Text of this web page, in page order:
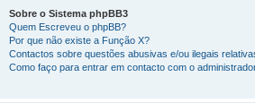
Sobre o Sistema phpBB3
Quem Escreveu o phpBB?
Por que não existe a Função X?
Contactos sobre questões abusivas e/ou ilegais
Como faço para entrar em contacto com o